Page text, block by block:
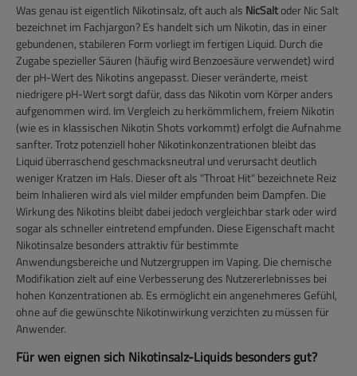
Was genau ist eigentlich Nikotinsalz, oft auch als NicSaltoder Nic Salt
bezeichnet im Fachjargon? Es handelt sich um Nikotin, das in einer
gebundenen, stabileren Form vorliegt im fertigen Liquid. Durch die
Zugabe spezieller Säuren (häufig wird Benzoesäure verwendet) wird
der pH-Wert des Nikotins angepasst. Dieser veränderte, meist
niedrigere pH-Wert sorgt dafür, dass das Nikotin vom Körper anders
aufgenommen wird. Im Vergleich zu herkömmlichem, freiem Nikotin
(wie es in klassischen Nikotin Shots vorkommt) erfolgt die Aufnahme
sanfter. Trotz potenziell hoher Nikotinkonzentrationen bleibt das
Liquid überraschend geschmacksneutral und verursacht deutlich
weniger Kratzen im Hals. Dieser oft als "Throat Hit" bezeichnete Reiz
beim Inhalieren wird als viel milder empfunden beim Dampfen. Die
Wirkung des Nikotins bleibt dabei jedoch vergleichbar stark oder wird
sogar als schneller eintretend empfunden. Diese Eigenschaft macht
Nikotinsalze besonders attraktiv für bestimmte
Anwendungsbereiche und Nutzergruppen im Vaping. Die chemische
Modifikation zielt auf eine Verbesserung des Nutzererlebnisses bei
hohen Konzentrationen ab. Es ermöglicht ein angenehmeres Gefühl,
ohne auf die gewünschte Nikotinwirkung verzichten zu müssen für
Anwender.
Für wen eignen sich Nikotinsalz-Liquids besonders gut?